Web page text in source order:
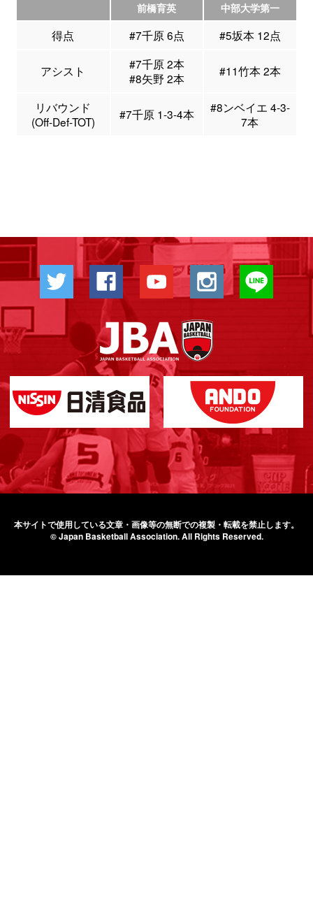
前橋育英 中部大学第一
得点 #7千原 6点 #5坂本 12点
アシスト
#7千原 2本
#8矢野 2本
#11竹本 2本
リバウンド
(Off-Def-TOT)
#7千原 1-3-4本
#8ンベイエ 4-3-
7本
本サイトで使用している文章・画像等の無断での複製・転載を禁止します。
© Japan Basketball Association.All Rights Reserved.